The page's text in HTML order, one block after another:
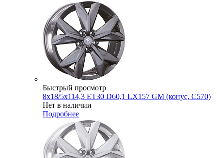
Быстрый просмотр
8x18/5x114,3 ET30 D60,1 LX157 GM (конус, C570)
Нет в наличии
Подробнее